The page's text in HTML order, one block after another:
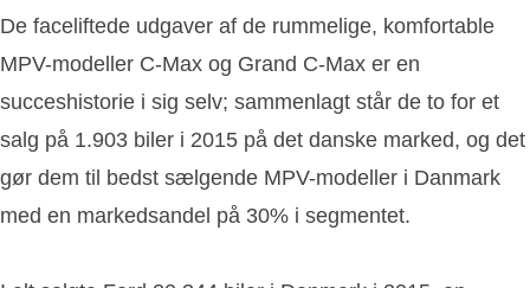
De faceliftede udgaver af de rummelige, komfortable
MPV-modeller C-Max og Grand C-Max er en
succeshistorie i sig selv; sammenlagt står de to for et
salg på 1.903 biler i 2015 på det danske marked, og det
gør dem til bedst sælgende MPV-modeller i Danmark
med en markedsandel på 30% i segmentet.